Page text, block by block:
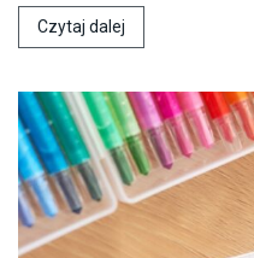
Czytaj dalej